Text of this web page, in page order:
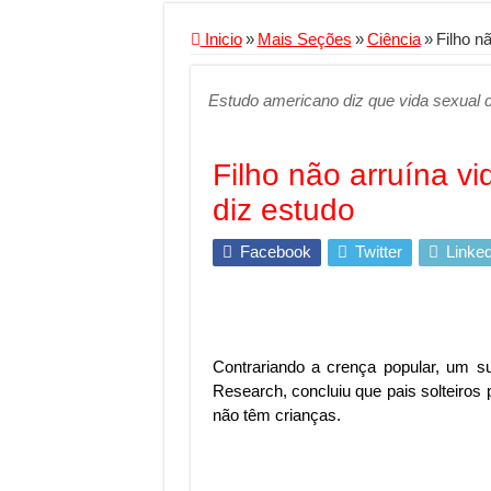
Conheça a melhor
Mais da metade dos
PF e Emissoras
De economista a
Marcenaria sob
Serralheria de
Qualidade do
Inicio » Mais Seções » Ciência » Filho
Estudo americano diz que vida sexual
Filho não arruína
diz estudo
Facebook Twitter
Contrariando a crença popular, um
Research, concluiu que pais
não têm crianças.